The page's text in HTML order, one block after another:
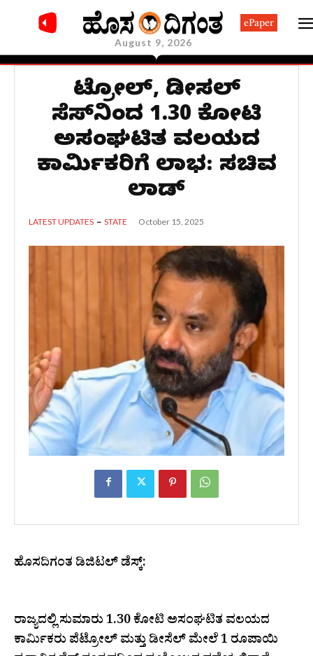
August 9, 2026
ePaper
ಪೆಟ್ರೋಲ್, ಡೀಸಲ್
ಸೆಸ್‌ನಿಂದ 1.30 ಕೋಟಿ
ಅಸಂಘಟಿತ ವಲಯದ
ಕಾರ್ಮಿಕರಿಗೆ ಲಾಭ: ಸಚಿವ
ಲಾಡ್
LATEST UPDATES STATE October 15, 2025
ಹೊಸದಿಗಂತ ಡಿಜಿಟಲ್ ಡೆಸ್ಕ್:
ರಾಜ್ಯದಲ್ಲಿ ಸುಮಾರು 1.30 ಕೋಟಿ ಅಸಂಘಟಿತ ವಲಯದ
ಕಾರ್ಮಿಕರು ಪೆಟ್ರೋಲ್ ಮತ್ತು ಡೀಸೆಲ್ ಮೇಲೆ 1 ರೂಪಾಯಿ